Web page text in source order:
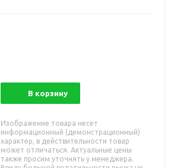
В корзину
Изображение товара несет
информационный (демонстрационный)
характер, в действительности товар
может отличаться. Актуальные цены
также просим уточнять у менеджера.